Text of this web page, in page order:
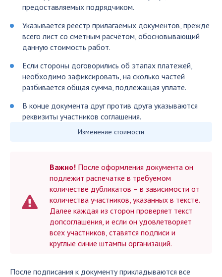
предоставляемых подрядчиком.
Указывается реестр прилагаемых документов, прежде
всего лист со сметным расчётом, обосновывающий
данную стоимость работ.
Если стороны договорились об этапах платежей,
необходимо зафиксировать, на сколько частей
разбивается общая сумма, подлежащая уплате.
В конце документа друг против друга указываются
реквизиты участников соглашения.
Изменение стоимости
Важно! После оформления документа он
подлежит распечатке в требуемом
количестве дубликатов – в зависимости от
количества участников, указанных в тексте.
Далее каждая из сторон проверяет текст
допсоглашения, и если он удовлетворяет
всех участников, ставятся подписи и
круглые синие штампы организаций.
После подписания к документу прикладываются все